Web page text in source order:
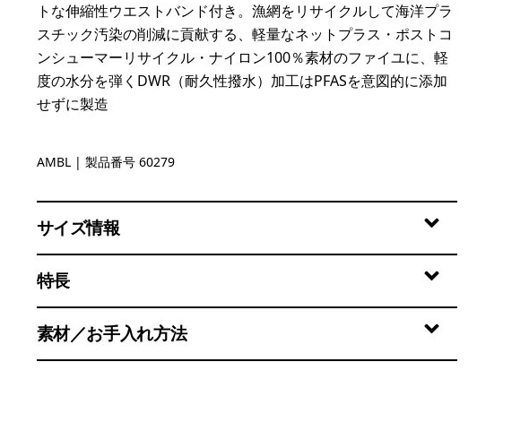
トな伸縮性ウエストバンド付き。漁網をリサイクルして海洋プラ
スチック汚染の削減に貢献する、軽量なネットプラス・ポストコ
ンシューマーリサイクル・ナイロン100％素材のファイユに、軽
度の水分を弾くDWR（耐久性撥水）加工はPFASを意図的に添加
せずに製造
Amazonia: Shore Blue
AMBL | 製品番号 60279
サイズ情報
特長
素材／お手入れ方法